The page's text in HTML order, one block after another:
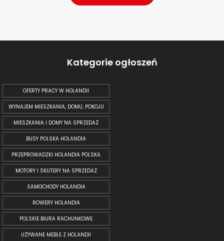
Kategorie ogłoszeń
OFERTY PRACY W HOLANDII
WYNAJEM MIESZKANIA, DOMU, POKOJU
MIESZKANIA I DOMY NA SPRZEDAŻ
BUSY POLSKA HOLANDIA
PRZEPROWADZKI HOLANDIA POLSKA
MOTORY I SKUTERY NA SPRZEDAŻ
SAMOCHODY HOLANDIA
ROWERY HOLANDIA
POLSKIE BIURA RACHUNKOWE
UŻYWANE MEBLE Z HOLANDII